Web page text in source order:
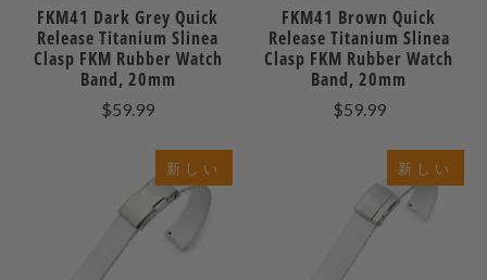
FKM41 Dark Grey Quick
Release Titanium Slinea
Clasp FKM Rubber Watch
Band, 20mm
$59.99
FKM41 Brown Quick
Release Titanium Slinea
Clasp FKM Rubber Watch
Band, 20mm
$59.99
新しい 新しい